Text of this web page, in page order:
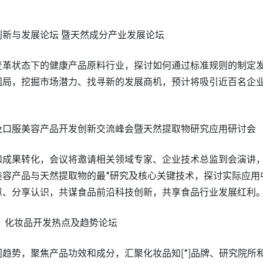
与发展论坛 暨天然成分产业发展论坛
状态下的健康产品原料行业，探讨如何通过标准规则的制定
，挖掘市场潜力、找寻新的发展商机，预计将吸引近百名企
服美容产品开发创新交流峰会暨天然提取物研究应用研讨会
果转化，会议将邀请相关领域专家、企业技术总监到会演讲
产品与天然提取物的最*研究及核心关键技术，探讨实际应用
分享认识，共谋食品前沿科技创新，共享食品行业发展红利
妆品开发热点及趋势论坛
势，聚焦产品功效和成分，汇聚化妆品知[*]品牌、研究院所